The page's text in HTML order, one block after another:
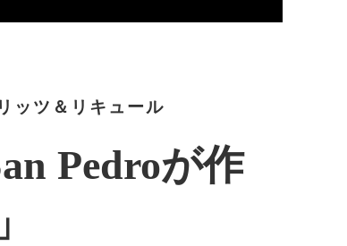
ッツ＆リキュール
Pedroが作